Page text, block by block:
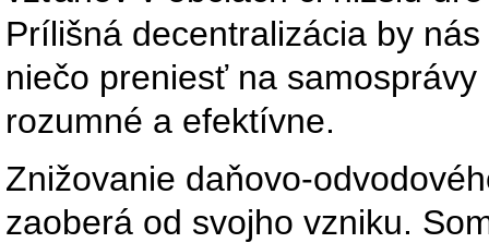
Prílišná decentralizácia by
niečo preniesť na
rozumné a efektívne.
Znižovanie daňovo-
zaoberá od svojho vzniku.